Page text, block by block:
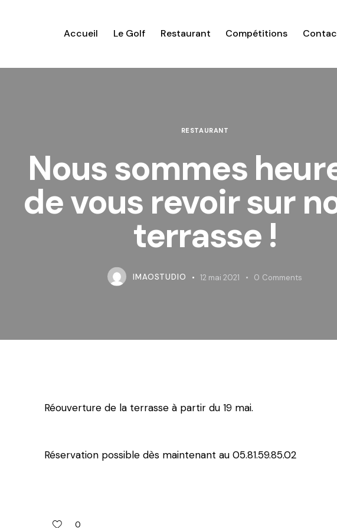
Accueil Le Golf Restaurant Compétitions
RESTAURANT
Nous sommes
de vous revoir sur
terrasse !
IMAOSTUDIO 12 mai 2021 0 Comments
Réouverture de la terrasse à partir du 19 mai.
Réservation possible dès maintenant au 05.81.59.85.02
0